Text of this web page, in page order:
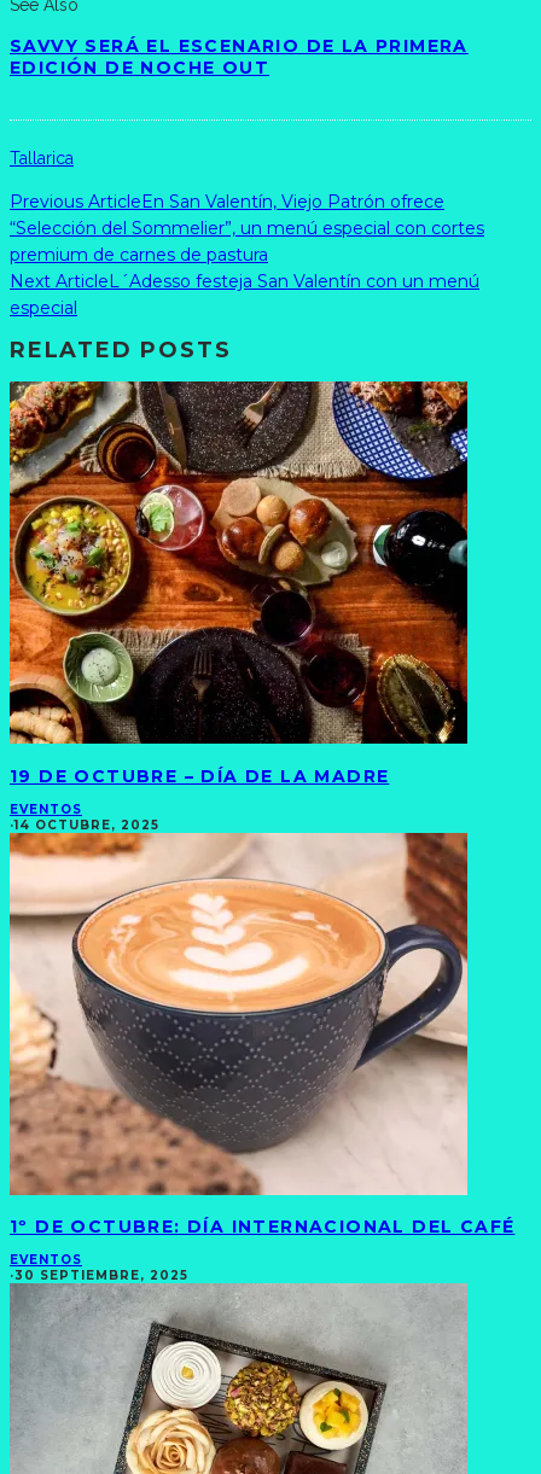
See Also
SAVVY SERÁ EL ESCENARIO DE LA PRIMERA
EDICIÓN DE NOCHE OUT
Tallarica
Previous ArticleEn San Valentín, Viejo Patrón ofrece
“Selección del Sommelier”, un menú especial con cortes
premium de carnes de pastura
Next ArticleL´Adesso festeja San Valentín con un menú
especial
RELATED POSTS
19 DE OCTUBRE – DÍA DE LA MADRE
EVENTOS
·14 OCTUBRE, 2025
1º DE OCTUBRE: DÍA INTERNACIONAL DEL CAFÉ
EVENTOS
·30 SEPTIEMBRE, 2025